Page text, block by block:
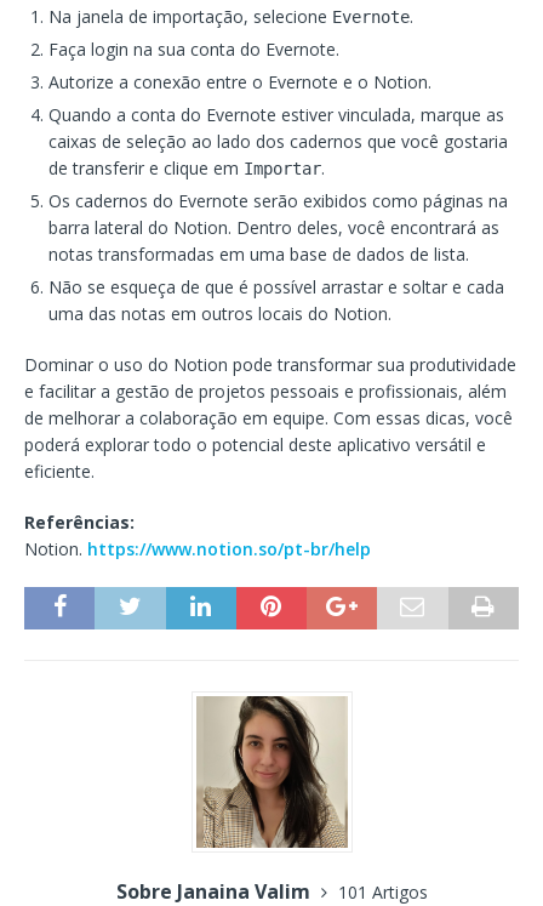
Na janela de importação, selecione Evernote.
Faça login na sua conta do Evernote.
Autorize a conexão entre o Evernote e o Notion.
Quando a conta do Evernote estiver vinculada, marque as
caixas de seleção ao lado dos cadernos que você gostaria
de transferir e clique em Importar.
Os cadernos do Evernote serão exibidos como páginas na
barra lateral do Notion. Dentro deles, você encontrará as
notas transformadas em uma base de dados de lista.
Não se esqueça de que é possível arrastar e soltar e cada
uma das notas em outros locais do Notion.
Dominar o uso do Notion pode transformar sua produtividade
e facilitar a gestão de projetos pessoais e profissionais, além
de melhorar a colaboração em equipe. Com essas dicas, você
poderá explorar todo o potencial deste aplicativo versátil e
eficiente.
Referências:
Notion. https://www.notion.so/pt-br/help
Sobre Janaina Valim
101 Artigos